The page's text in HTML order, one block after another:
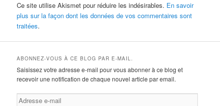
Ce site utilise Akismet pour réduire les indésirables. En savoir
plus sur la façon dont les données de vos commentaires sont
traitées.
ABONNEZ-VOUS À CE BLOG PAR E-MAIL.
Saisissez votre adresse e-mail pour vous abonner à ce blog et
recevoir une notification de chaque nouvel article par email.
Adresse